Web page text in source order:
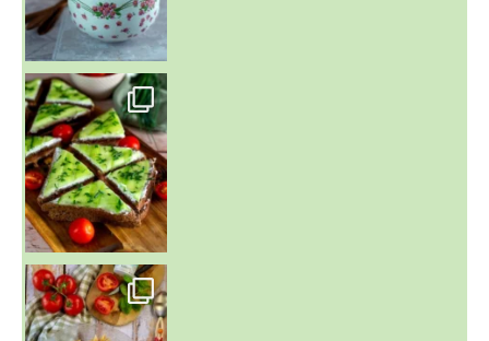
~ SALADE DE PÂTES AUX DEUX TOMATES THON ET BURRA